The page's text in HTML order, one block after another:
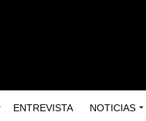
ENTREVISTA NOTICIAS